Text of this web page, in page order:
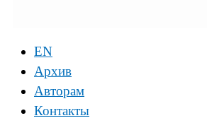
EN
Архив
Авторам
Контакты